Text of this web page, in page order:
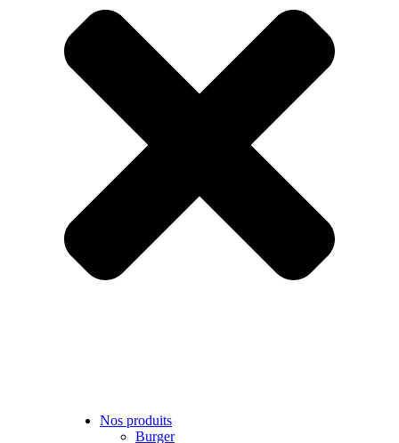
Nos produits
Burger